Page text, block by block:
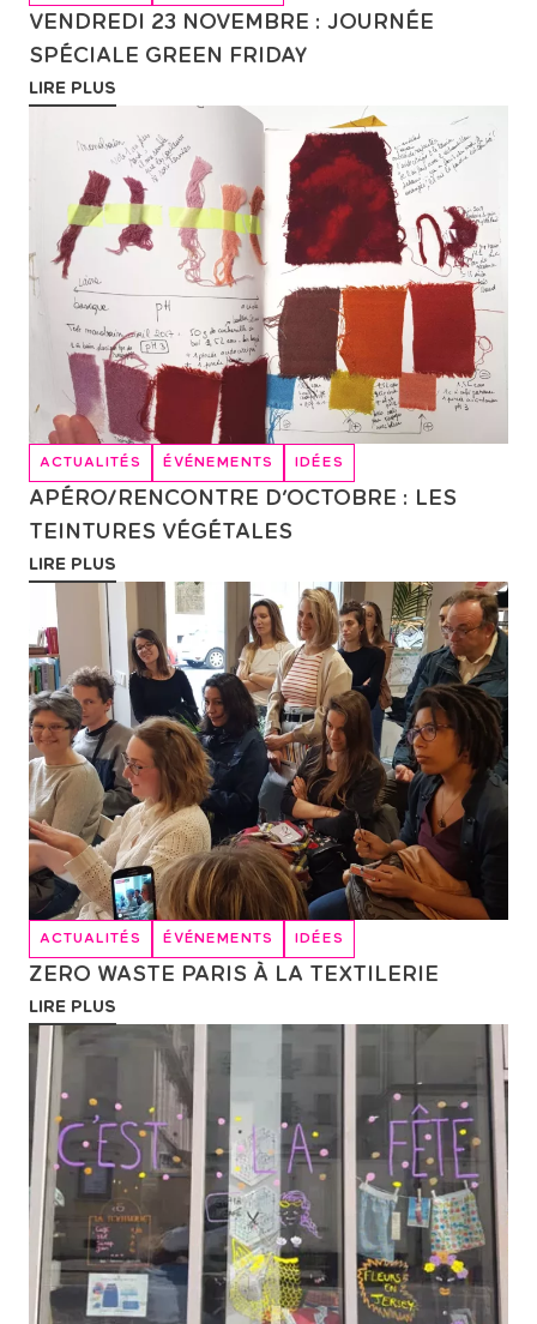
VENDREDI 23 NOVEMBRE : JOURNÉE
SPÉCIALE GREEN FRIDAY
LIRE PLUS
ACTUALITÉS ÉVÉNEMENTS IDÉES
APÉRO/RENCONTRE D’OCTOBRE : LES
TEINTURES VÉGÉTALES
LIRE PLUS
ACTUALITÉS ÉVÉNEMENTS IDÉES
ZERO WASTE PARIS À LA TEXTILERIE
LIRE PLUS